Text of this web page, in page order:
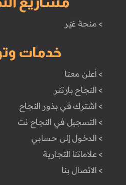
> منحة غيّر
خدمات
> أعلن معنا
> النجاح بارتنر
> اشترك في بذور النجاح
> التسجيل في النجاح نت
> الدخول إلى حسابي
> علاماتنا التجارية
> الاتصال بنا